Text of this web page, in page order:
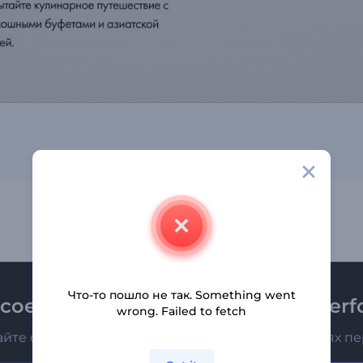
к рассылке
о последних новостях и новых предложениях
Что-то пошло не так. Something went
wrong. Failed to fetch